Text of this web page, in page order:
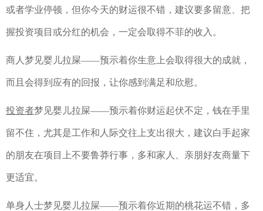
或者学业停顿，但你今天的财运很不错，建议要多留意、把
握投资项目或分红的机会，一定会取得不菲的收入。
商人梦见婴儿拉屎——预示着你生意上会取得很大的成就，
而且会得到应有的回报，让你感到满足和欣慰。
投资者梦见婴儿拉屎——预示着你财运起伏不定，钱在手里
留不住，尤其是工作和人际交往上支出很大，建议白手起家
的朋友在项目上不要鲁莽行事，多和家人、亲朋好友商量下
更适宜。
单身人士梦见婴儿拉屎——预示着你近期的桃花运不错，多